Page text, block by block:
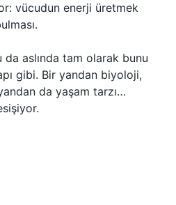
vücudun enerji üretmek
aslında tam olarak bunu
gibi. Bir yandan biyoloji,
da yaşam tarzı…